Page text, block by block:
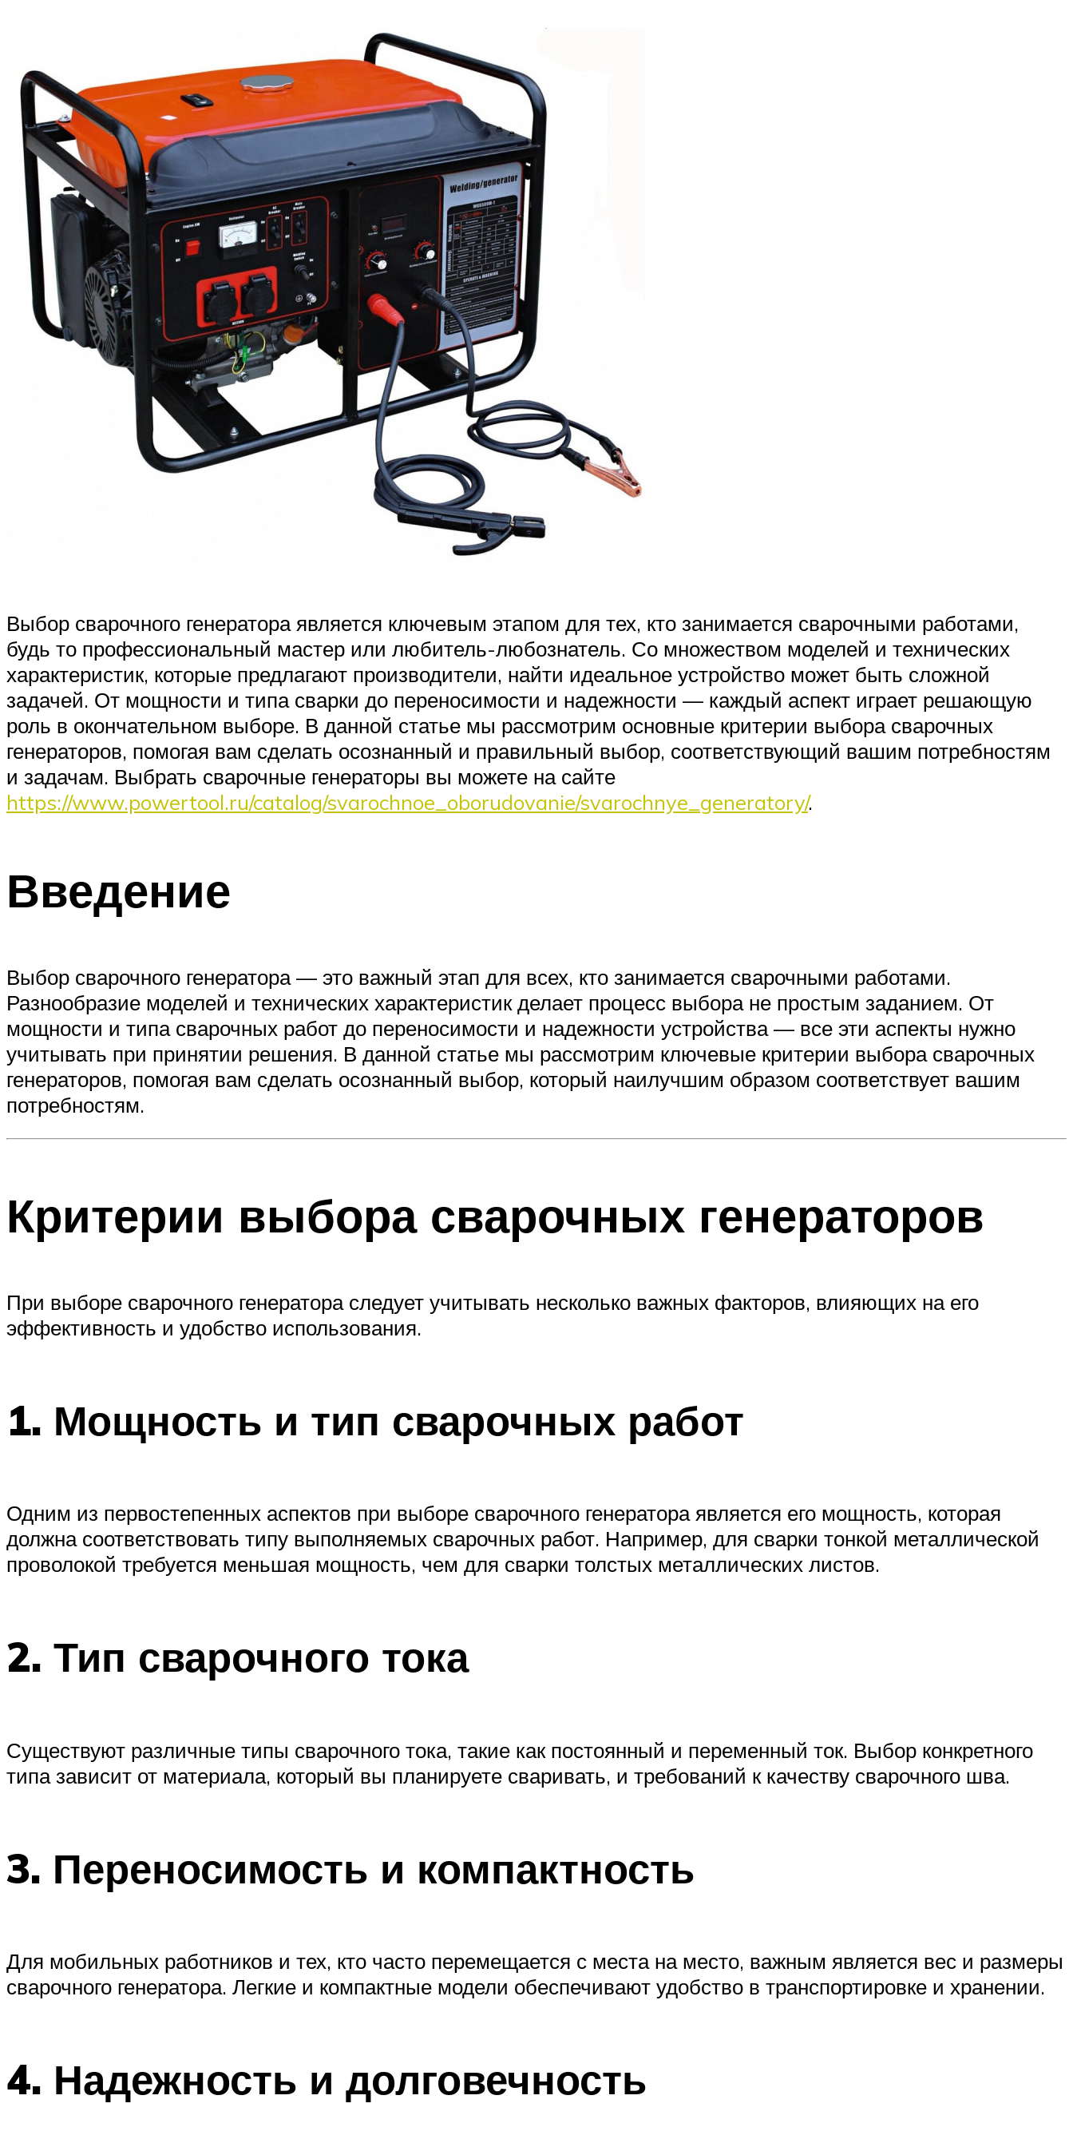
Выбор сварочного генератора является ключевым этапом для тех, кто занимается сварочными работами,
будь то профессиональный мастер или любитель-любознатель. Со множеством моделей и технических
характеристик, которые предлагают производители, найти идеальное устройство может быть сложной
задачей. От мощности и типа сварки до переносимости и надежности — каждый аспект играет решающую
роль в окончательном выборе. В данной статье мы рассмотрим основные критерии выбора сварочных
генераторов, помогая вам сделать осознанный и правильный выбор, соответствующий вашим потребностям
и задачам. Выбрать сварочные генераторы вы можете на сайте
https://www.powertool.ru/catalog/svarochnoe_oborudovanie/svarochnye_generatory/.
Введение
Выбор сварочного генератора — это важный этап для всех, кто занимается сварочными работами.
Разнообразие моделей и технических характеристик делает процесс выбора не простым заданием. От
мощности и типа сварочных работ до переносимости и надежности устройства — все эти аспекты нужно
учитывать при принятии решения. В данной статье мы рассмотрим ключевые критерии выбора сварочных
генераторов, помогая вам сделать осознанный выбор, который наилучшим образом соответствует вашим
потребностям.
Критерии выбора сварочных генераторов
При выборе сварочного генератора следует учитывать несколько важных факторов, влияющих на его
эффективность и удобство использования.
1. Мощность и тип сварочных работ
Одним из первостепенных аспектов при выборе сварочного генератора является его мощность, которая
должна соответствовать типу выполняемых сварочных работ. Например, для сварки тонкой металлической
проволокой требуется меньшая мощность, чем для сварки толстых металлических листов.
2. Тип сварочного тока
Существуют различные типы сварочного тока, такие как постоянный и переменный ток. Выбор конкретного
типа зависит от материала, который вы планируете сваривать, и требований к качеству сварочного шва.
3. Переносимость и компактность
Для мобильных работников и тех, кто часто перемещается с места на место, важным является вес и размеры
сварочного генератора. Легкие и компактные модели обеспечивают удобство в транспортировке и хранении.
4. Надежность и долговечность